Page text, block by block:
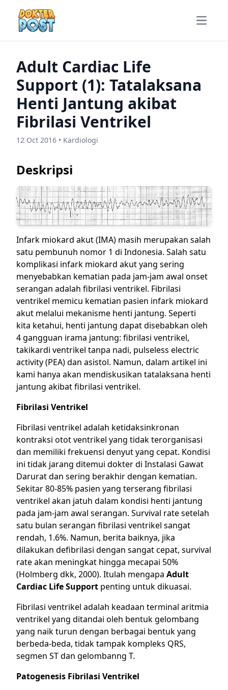
Open
Adult Cardiac Life
Support (1): Tatalaksana
Henti Jantung akibat
Fibrilasi Ventrikel
12 Oct 2016 • Kardiologi
Deskripsi
Infark miokard akut (IMA) masih merupakan salah
satu pembunuh nomor 1 di Indonesia. Salah satu
komplikasi infark miokard akut yang sering
menyebabkan kematian pada jam-jam awal onset
serangan adalah fibrilasi ventrikel. Fibrilasi
ventrikel memicu kematian pasien infark miokard
akut melalui mekanisme henti jantung. Seperti
kita ketahui, henti jantung dapat disebabkan oleh
4 gangguan irama jantung: fibrilasi ventrikel,
takikardi ventrikel tanpa nadi, pulseless electric
activity (PEA) dan asistol. Namun, dalam artikel ini
kami hanya akan mendiskusikan tatalaksana henti
jantung akibat fibrilasi ventrikel.
Fibrilasi Ventrikel
Fibrilasi ventrikel adalah ketidaksinkronan
kontraksi otot ventrikel yang tidak terorganisasi
dan memiliki frekuensi denyut yang cepat. Kondisi
ini tidak jarang ditemui dokter di Instalasi Gawat
Darurat dan sering berakhir dengan kematian.
Sekitar 80-85% pasien yang terserang fibrilasi
ventrikel akan jatuh dalam kondisi henti jantung
pada jam-jam awal serangan. Survival rate setelah
satu bulan serangan fibrilasi ventrikel sangat
rendah, 1.6%. Namun, berita baiknya, jika
dilakukan defibrilasi dengan sangat cepat, survival
rate akan meningkat hingga mecapai 50%
(Holmberg dkk, 2000). Itulah mengapa Adult
Cardiac Life Support penting untuk dikuasai.
Fibrilasi ventrikel adalah keadaan terminal aritmia
ventrikel yang ditandai oleh bentuk gelombang
yang naik turun dengan berbagai bentuk yang
berbeda-beda, tidak tampak kompleks QRS,
segmen ST dan gelombanng T.
Patogenesis Fibrilasi Ventrikel